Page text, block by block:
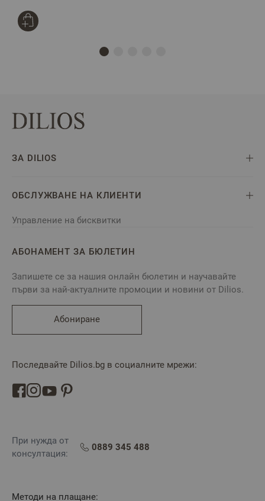
ЗА DILIOS
ОБСЛУЖВАНЕ НА КЛИЕНТИ
Управление на бисквитки
АБОНАМЕНТ ЗА БЮЛЕТИН
Запишете се за нашия онлайн бюлетин и научавайте
първи за най-актуалните промоции и новини от Dilios.
Абониране
Последвайте Dilios.bg в социалните мрежи:
При нужда от
консултация:
0889 345 488
Методи на плащане: